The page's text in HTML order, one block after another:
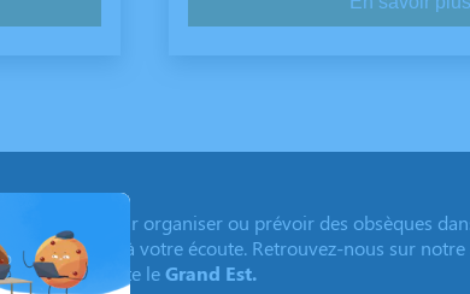
pour organiser ou prévoir des obsèques
à vos côtés et à votre écoute. Retrouvez-nous sur
dans toute leGrand Est.